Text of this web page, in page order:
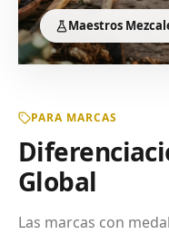
Maestros
PARA MARCAS
Global
Las marcas con